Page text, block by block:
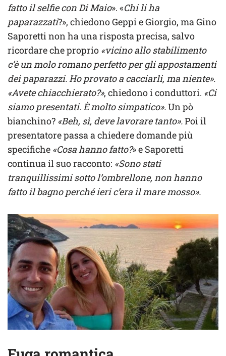
fatto il selfie con Di Maio». «Chi li ha
paparazzati?», chiedono Geppi e Giorgio, ma Gino
Saporetti non ha una risposta precisa, salvo
ricordare che proprio «vicino allo stabilimento
c’è un molo romano perfetto per gli appostamenti
dei paparazzi. Ho provato a cacciarli, ma niente».
«Avete chiacchierato?», chiedono i conduttori. «Ci
siamo presentati. È molto simpatico».Un pò
bianchino? «Beh, sì, deve lavorare tanto».Poi il
presentatore passa a chiedere domande più
specifiche «Cosa hanno fatto?» e Saporetti
continua il suo racconto: «Sono stati
tranquillissimi sotto l’ombrellone, non hanno
fatto il bagno perché ieri c’era il mare mosso».